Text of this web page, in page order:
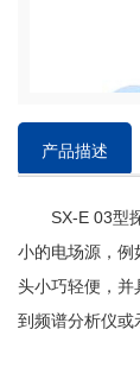
产品描述
SX-E 03型探
小的电场源，例
头小巧轻便，并
到频谱分析仪或